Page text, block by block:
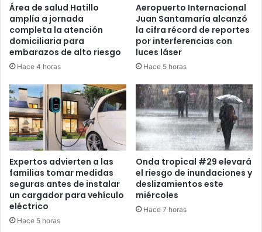
Área de salud Hatillo
amplía a jornada
completa la atención
domiciliaria para
embarazos de alto riesgo
Hace 4 horas
Aeropuerto Internacional
Juan Santamaría alcanzó
la cifra récord de reportes
por interferencias con
luces láser
Hace 5 horas
Expertos advierten a las
familias tomar medidas
seguras antes de instalar
un cargador para vehículo
eléctrico
Hace 5 horas
Onda tropical #29 elevará
el riesgo de inundaciones y
deslizamientos este
miércoles
Hace 7 horas